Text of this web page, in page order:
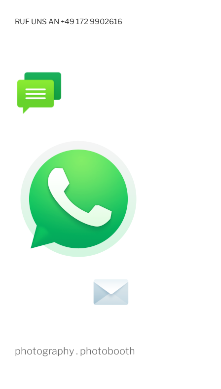
RUF UNS AN +49 172 9902616
photography . photobooth